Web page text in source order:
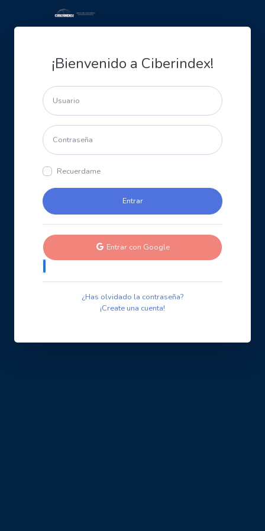
¡Bienvenido a Ciberindex!
Recuerdame
Entrar con Google
¿Has olvidado la contraseña?
¡Create una cuenta!